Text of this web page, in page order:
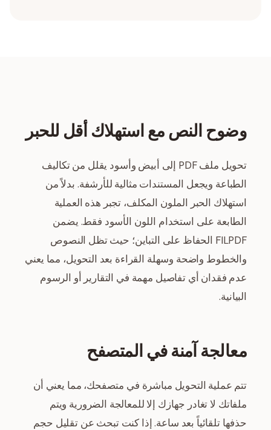
وضوح النص مع استهلاك أقل للحبر
تحويل ملف PDF إلى أبيض وأسود يقلل من تكاليف
الطباعة ويجعل المستندات مثالية للأرشفة. بدلاً من
استهلاك الحبر الملون المكلف، تجبر هذه العملية
الطابعة على استخدام اللون الأسود فقط. يضمن
FILPDF الحفاظ على التباين؛ حيث تظل النصوص
والخطوط واضحة وسهلة القراءة بعد التحويل، مما يعني
عدم فقدان أي تفاصيل مهمة في التقارير أو الرسوم
البيانية.
معالجة آمنة في المتصفح
تتم عملية التحويل مباشرة في متصفحك، مما يعني أن
ملفاتك لا تغادر جهازك إلا للمعالجة الضرورية ويتم
حذفها تلقائياً بعد ساعة. إذا كنت تبحث عن تقليل حجم